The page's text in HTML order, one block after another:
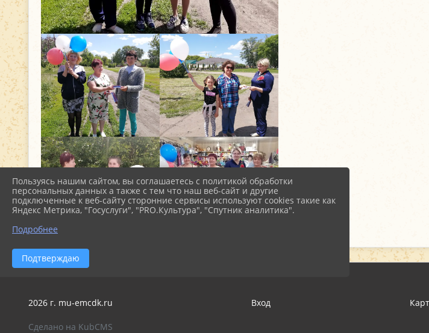
2026 г. mu-emcdk.ru Вход
Сделано на KubCMS
Пользуясь нашим сайтом, вы соглашаетесь с политикой обработки
персональных данных а также с тем что наш веб-сайт и другие
подключенные к веб-сайту сторонние сервисы используют cookies такие как
Яндекс Метрика, "Госуслуги", "PRO.Культура", "Спутник аналитика".
Подробнее
Подтверждаю